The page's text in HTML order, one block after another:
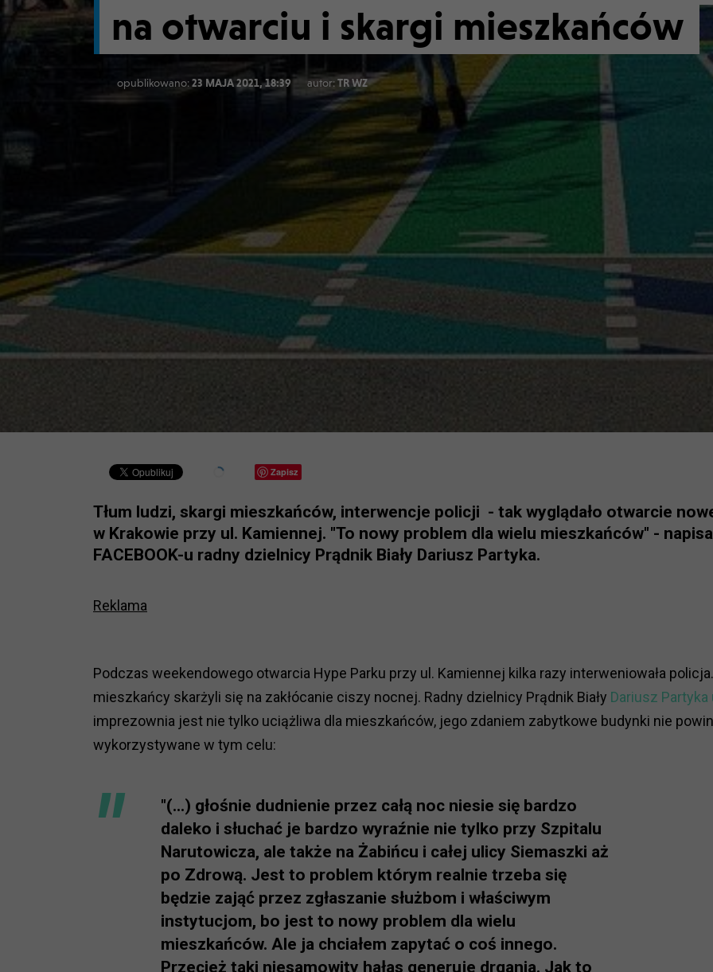
na otwarciu i skargi mieszkańców
opublikowano:23 MAJA 2021, 18:39 autor:TR WZ
Zapisz
Tłum ludzi, skargi mieszkańców, interwencje policji - tak wyglądało otwarcie
w Krakowie przy ul. Kamiennej. "To nowy problem dla wielu mieszkańców" -
FACEBOOK-u radny dzielnicy Prądnik Biały Dariusz Partyka.
Reklama
Podczas weekendowego otwarcia Hype Parku przy ul. Kamiennej kilka razy interweniowała
mieszkańcy skarżyli się na zakłócanie ciszy nocnej. Radny dzielnicy Prądnik Biały Dariusz Partyka
imprezownia jest nie tylko uciążliwa dla mieszkańców, jego zdaniem zabytkowe budynki nie
wykorzystywane w tym celu:
"(...) głośnie dudnienie przez całą noc niesie się bardzo
daleko i słuchać je bardzo wyraźnie nie tylko przy Szpitalu
Narutowicza, ale także na Żabińcu i całej ulicy Siemaszki aż
po Zdrową. Jest to problem którym realnie trzeba się
będzie zająć przez zgłaszanie służbom i właściwym
instytucjom, bo jest to nowy problem dla wielu
mieszkańców. Ale ja chciałem zapytać o coś innego.
Przecież taki niesamowity hałas generuje drgania. Jak to